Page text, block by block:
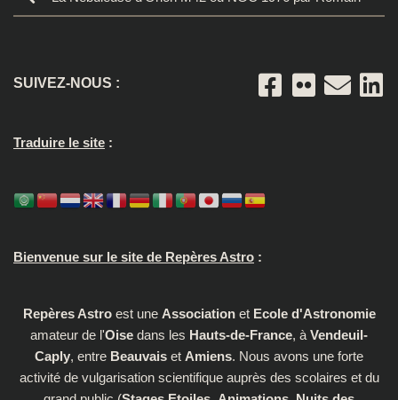
SUIVEZ-NOUS :
Traduire le site :
Bienvenue sur le site de Repères Astro :
Repères Astroest une Associationet Ecole d'Astronomie
amateur de l'Oise dans les Hauts-de-France, à Vendeuil-
Caply, entre Beauvais et Amiens. Nous avons une forte
activité de vulgarisation scientifique auprès des scolaires et du